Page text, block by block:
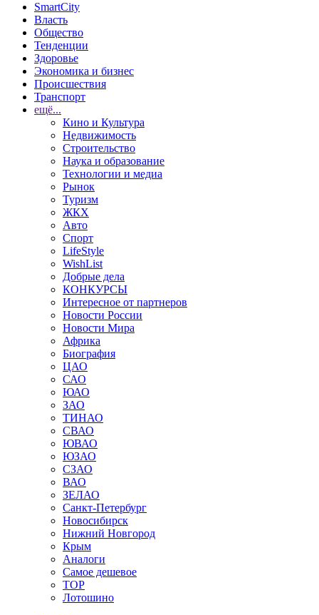
SmartCity
Власть
Общество
Тенденции
Здоровье
Экономика и бизнес
Происшествия
Транспорт
ещё...
Кино и Культура
Недвижимость
Строительство
Наука и образование
Технологии и медиа
Рынок
Туризм
ЖКХ
Авто
Спорт
LifeStyle
WishList
Добрые дела
КОНКУРСЫ
Интересное от партнеров
Новости России
Новости Мира
Африка
Биография
ЦАО
САО
ЮАО
ЗАО
ТИНАО
СВАО
ЮВАО
ЮЗАО
СЗАО
ВАО
ЗЕЛАО
Санкт-Петербург
Новосибирск
Нижний Новгород
Крым
Аналоги
Самое дешевое
TOP
Лотошино